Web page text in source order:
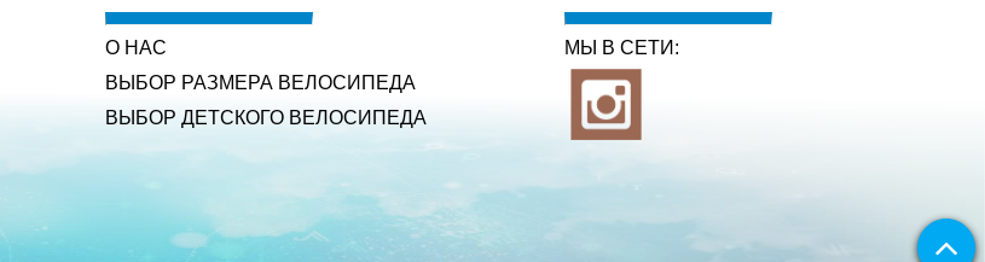
О НАС
ВЫБОР РАЗМЕРА ВЕЛОСИПЕДА
ВЫБОР ДЕТСКОГО ВЕЛОСИПЕДА
МЫ В СЕТИ: